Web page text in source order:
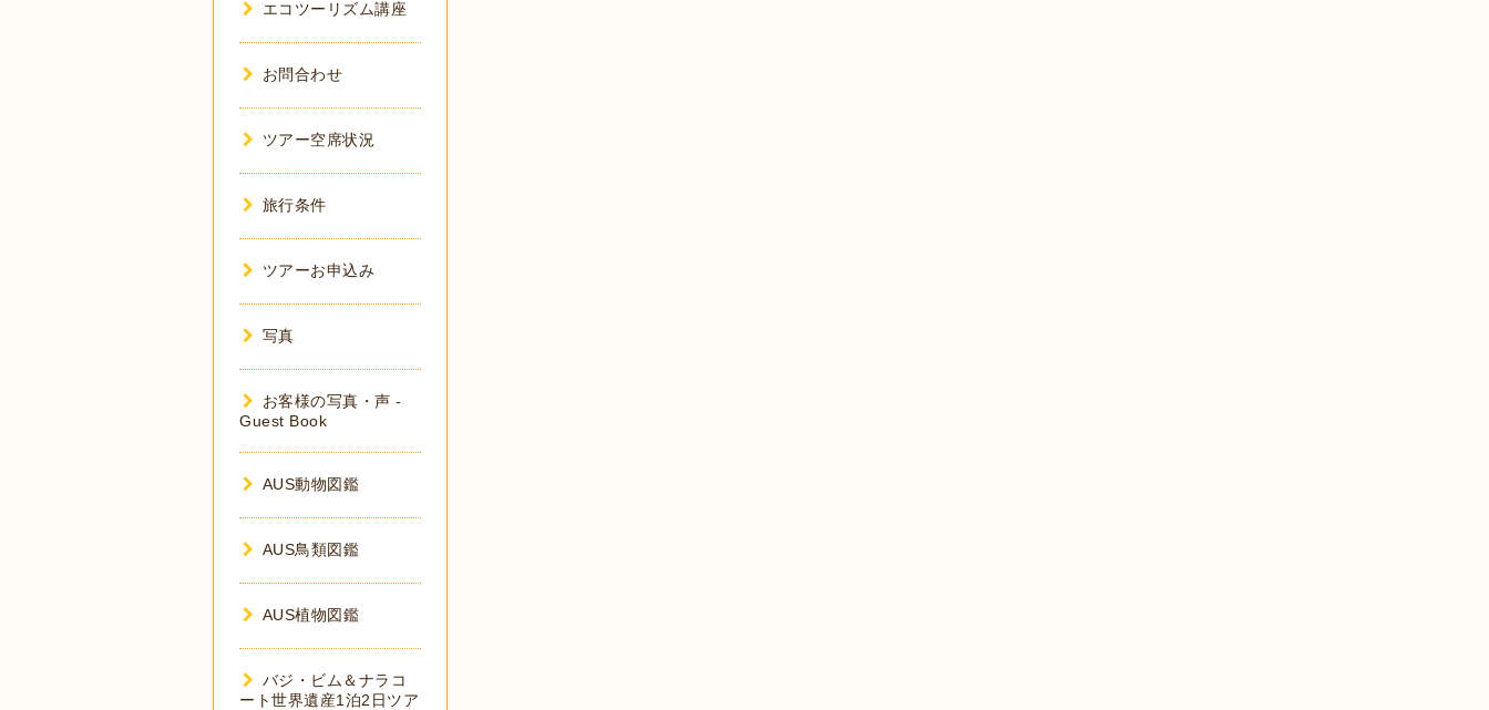
エコツーリズム講座
お問合わせ
ツアー空席状況
旅行条件
ツアーお申込み
写真
お客様の写真・声 -
Guest Book
AUS動物図鑑
AUS鳥類図鑑
AUS植物図鑑
バジ・ビム＆ナラコ
ート世界遺産1泊2日ツア